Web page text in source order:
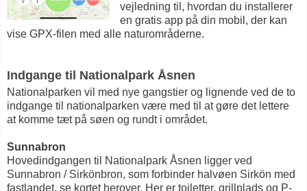
vejledning til, hvordan du installerer
en gratis app på din mobil, der kan
vise GPX-filen med alle naturområderne.
Indgange til Nationalpark Åsnen
Nationalparken vil med nye gangstier og lignende ved de to
indgange til nationalparken være med til at gøre det lettere
at komme tæt på søen og rundt i området.
Sunnabron
Hovedindgangen til Nationalpark Åsnen ligger ved
Sunnabron / Sirkönbron, som forbinder halvøen Sirkön med
fastlandet, se kortet herover. Her er toiletter, grillplads og P-